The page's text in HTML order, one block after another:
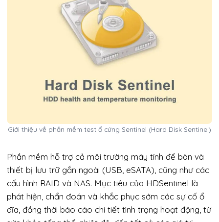
Giới thiệu về phần mềm test ổ cứng Sentinel (Hard Disk Sentinel)
Phần mềm hỗ trợ cả môi trường máy tính để bàn và
thiết bị lưu trữ gắn ngoài (USB, eSATA), cũng như các
cấu hình RAID và NAS. Mục tiêu của HDSentinel là
phát hiện, chẩn đoán và khắc phục sớm các sự cố ổ
đĩa, đồng thời báo cáo chi tiết tình trạng hoạt động, từ